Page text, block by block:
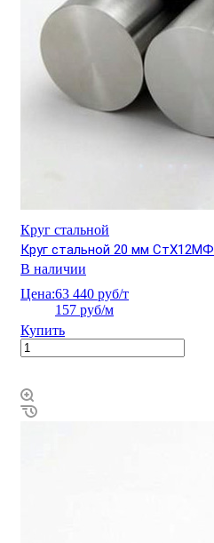
Круг стальной
Круг стальной 20 мм СтХ12МФ
В наличии
Цена:63 440 руб/т
157 руб/м
Купить